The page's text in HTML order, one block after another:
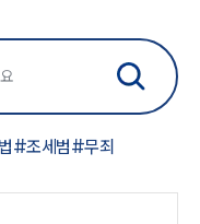
#조세범#무죄